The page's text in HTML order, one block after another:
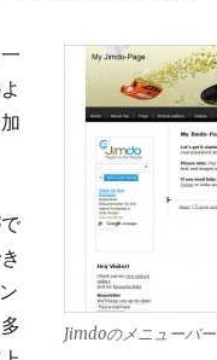
Jimdoのメニューバー